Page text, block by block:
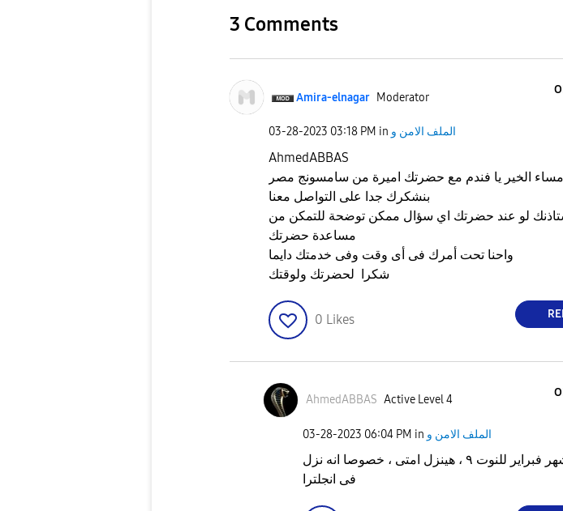
3 Comments
Amira-elnagar Moderator
‎03-28-2023 03:18 PM in الملف الامن و
AhmedABBAS
مساء الخير يا فندم مع حضرتك اميرة من سامسونج مصر
بنشكرك جدا على التواصل معنا
لو عند حضرتك اي سؤال ممكن توضحة للتمكن من
مساعدة حضرتك
شكرا لحضرتك ولوقتك
0 Likes
AhmedABBAS Active Level 4
‎03-28-2023 06:04 PM in الملف الامن و
تحديث شهر فبراير للنوت ٩ ، هينزل امتى ، خصوصا انه نزل
فى انجلترا